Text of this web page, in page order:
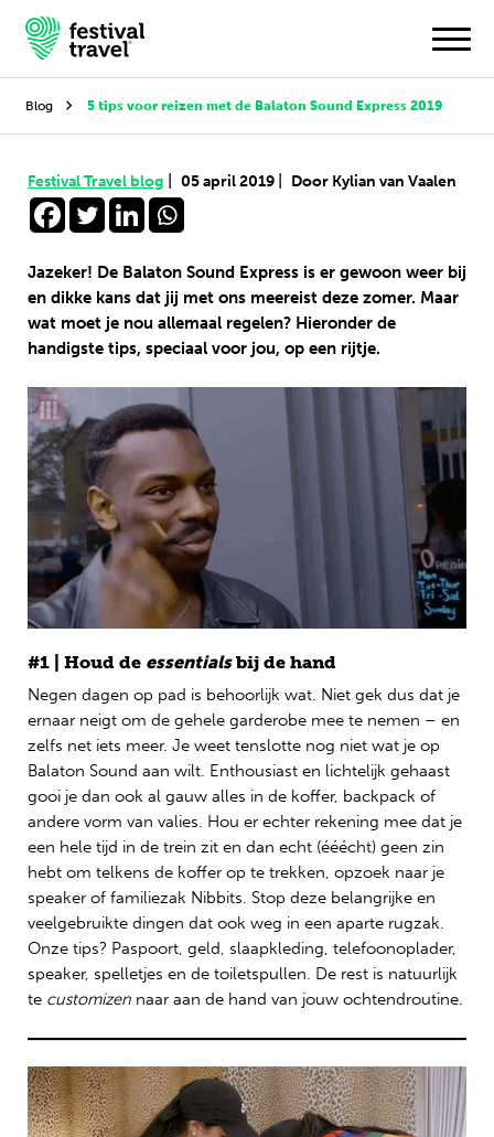
Travel
Inspiratie
Festivalnieuws
Mijn account
Nederlands
Blog 5 tips voor reizen met de Balaton Sound Express 2019
Festival Travel blog 05 april 2019 Door Kylian van Vaalen
Jazeker! De Balaton Sound Express is er gewoon weer bij
en dikke kans dat jij met ons meereist deze zomer. Maar
wat moet je nou allemaal regelen? Hieronder de
handigste tips, speciaal voor jou, op een rijtje.
#1 | Houd de essentialsbij de hand
Negen dagen op pad is behoorlijk wat. Niet gek dus dat je
ernaar neigt om de gehele garderobe mee te nemen – en
zelfs net iets meer. Je weet tenslotte nog niet wat je op
Balaton Sound aan wilt. Enthousiast en lichtelijk gehaast
gooi je dan ook al gauw alles in de koffer, backpack of
andere vorm van valies. Hou er echter rekening mee dat je
een hele tijd in de trein zit en dan echt (ééécht) geen zin
hebt om telkens de koffer op te trekken, opzoek naar je
speaker of familiezak Nibbits. Stop deze belangrijke en
veelgebruikte dingen dat ook weg in een aparte rugzak.
Onze tips? Paspoort, geld, slaapkleding, telefoonoplader,
speaker, spelletjes en de toiletspullen. De rest is natuurlijk
te customizen naar aan de hand van jouw ochtendroutine.